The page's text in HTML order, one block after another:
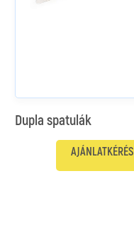
Dupla spatulák
AJÁNLATKÉRÉS